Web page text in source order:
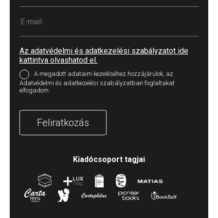
Az adatvédelmi és adatkezelési szabályzatot ide
kattintva olvashatod el.
A megadott adataim kezeléséhez hozzájárulok, az
Adatvédelmi és adatkezelési szabályzatban foglaltakat
elfogadom.
Feliratkozás
Kiadócsoport tagjai